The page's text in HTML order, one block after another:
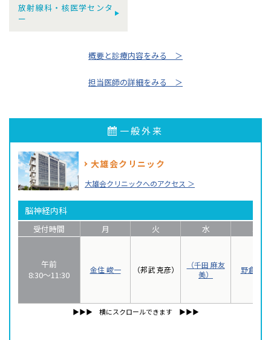
放射線科・核医学センタ
ー
概要と診療内容をみる ＞
担当医師の詳細をみる ＞
一般外来
大雄会クリニック
大雄会クリニックへのアクセス ＞
脳神経内科
受付時間 月 火 水
午前
8:30〜11:30
金住 峻一 （邦武 克彦）
千田 麻友
美
野倉 一也
▶▶▶︎ 横にスクロールできます ▶▶▶